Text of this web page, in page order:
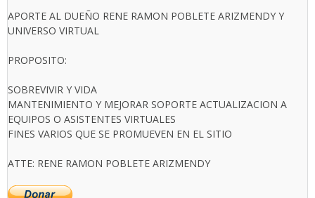
APORTE AL DUEÑO RENE RAMON POBLETE ARIZMENDY Y
UNIVERSO VIRTUAL
PROPOSITO:
SOBREVIVIR Y VIDA
MANTENIMIENTO Y MEJORAR SOPORTE ACTUALIZACION A
EQUIPOS O ASISTENTES VIRTUALES
FINES VARIOS QUE SE PROMUEVEN EN EL SITIO
ATTE: RENE RAMON POBLETE ARIZMENDY